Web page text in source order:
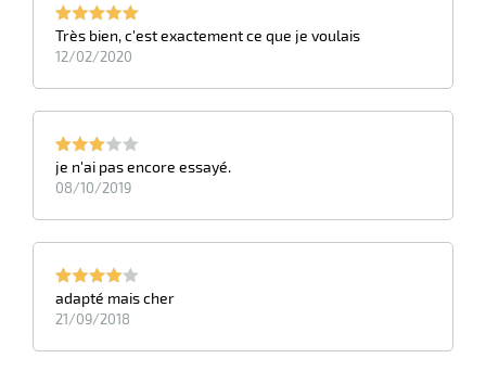
Très bien, c'est exactement ce que je voulais
12/02/2020
je n'ai pas encore essayé.
08/10/2019
adapté mais cher
21/09/2018